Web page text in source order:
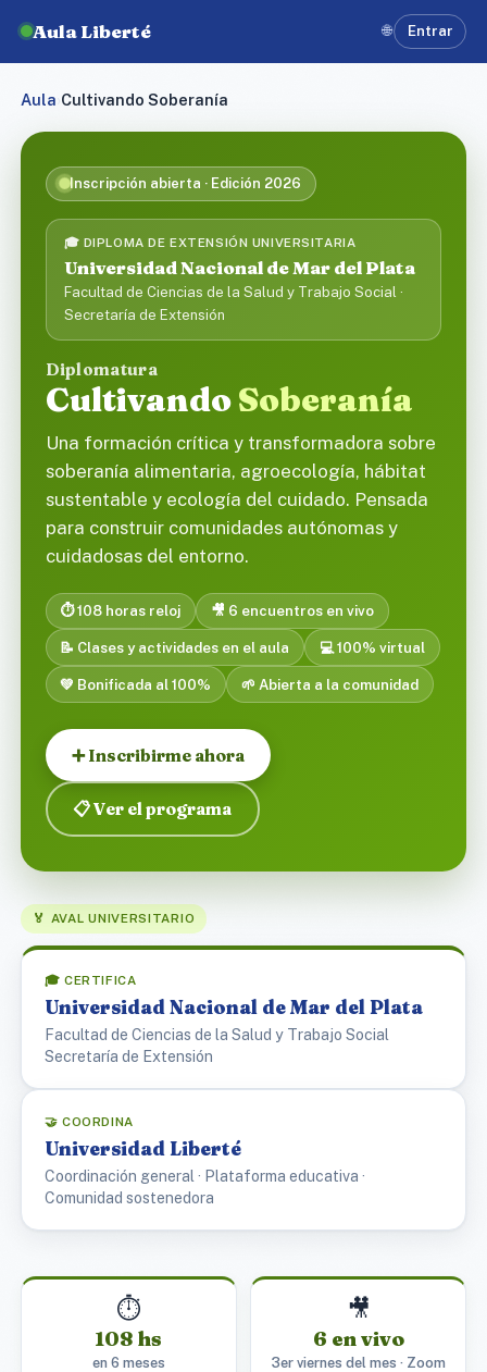
Aula Liberté 🌐 Entrar
Aula Cultivando Soberanía
Inscripción abierta · Edición 2026
🎓 DIPLOMA DE EXTENSIÓN UNIVERSITARIA
Universidad Nacional de Mar del Plata
Facultad de Ciencias de la Salud y Trabajo Social ·
Secretaría de Extensión
Diplomatura
CultivandoSoberanía
Una formación crítica y transformadora sobre
soberanía alimentaria, agroecología, hábitat
sustentable y ecología del cuidado. Pensada
para construir comunidades autónomas y
cuidadosas del entorno.
⏱️ 108 horas reloj 🎥 6 encuentros en vivo
📝 Clases y actividades en el aula 💻 100% virtual
💚 Bonificada al 100% 🌱 Abierta a la comunidad
➕ Inscribirme ahora
📋 Ver el programa
🏅 AVAL UNIVERSITARIO
🎓 CERTIFICA
Universidad Nacional de Mar del Plata
Facultad de Ciencias de la Salud y Trabajo Social
Secretaría de Extensión
🤝 COORDINA
Universidad Liberté
Coordinación general · Plataforma educativa ·
Comunidad sostenedora
⏱️
108 hs
en 6 meses
🎥
6 en vivo
3er viernes del mes · Zoom